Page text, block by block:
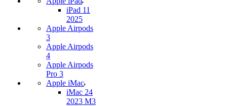
iPad 11
2025
Apple Airpods
3
Apple Airpods
4
Apple Airpods
Pro 3
Apple iMac
iMac 24
2023 M3